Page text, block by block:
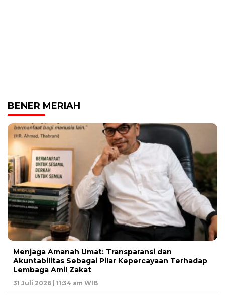
BENER MERIAH
Menjaga Amanah Umat: Transparansi dan
Akuntabilitas Sebagai Pilar Kepercayaan Terhadap
Lembaga Amil Zakat
31 Juli 2026 | 11:34 am WIB